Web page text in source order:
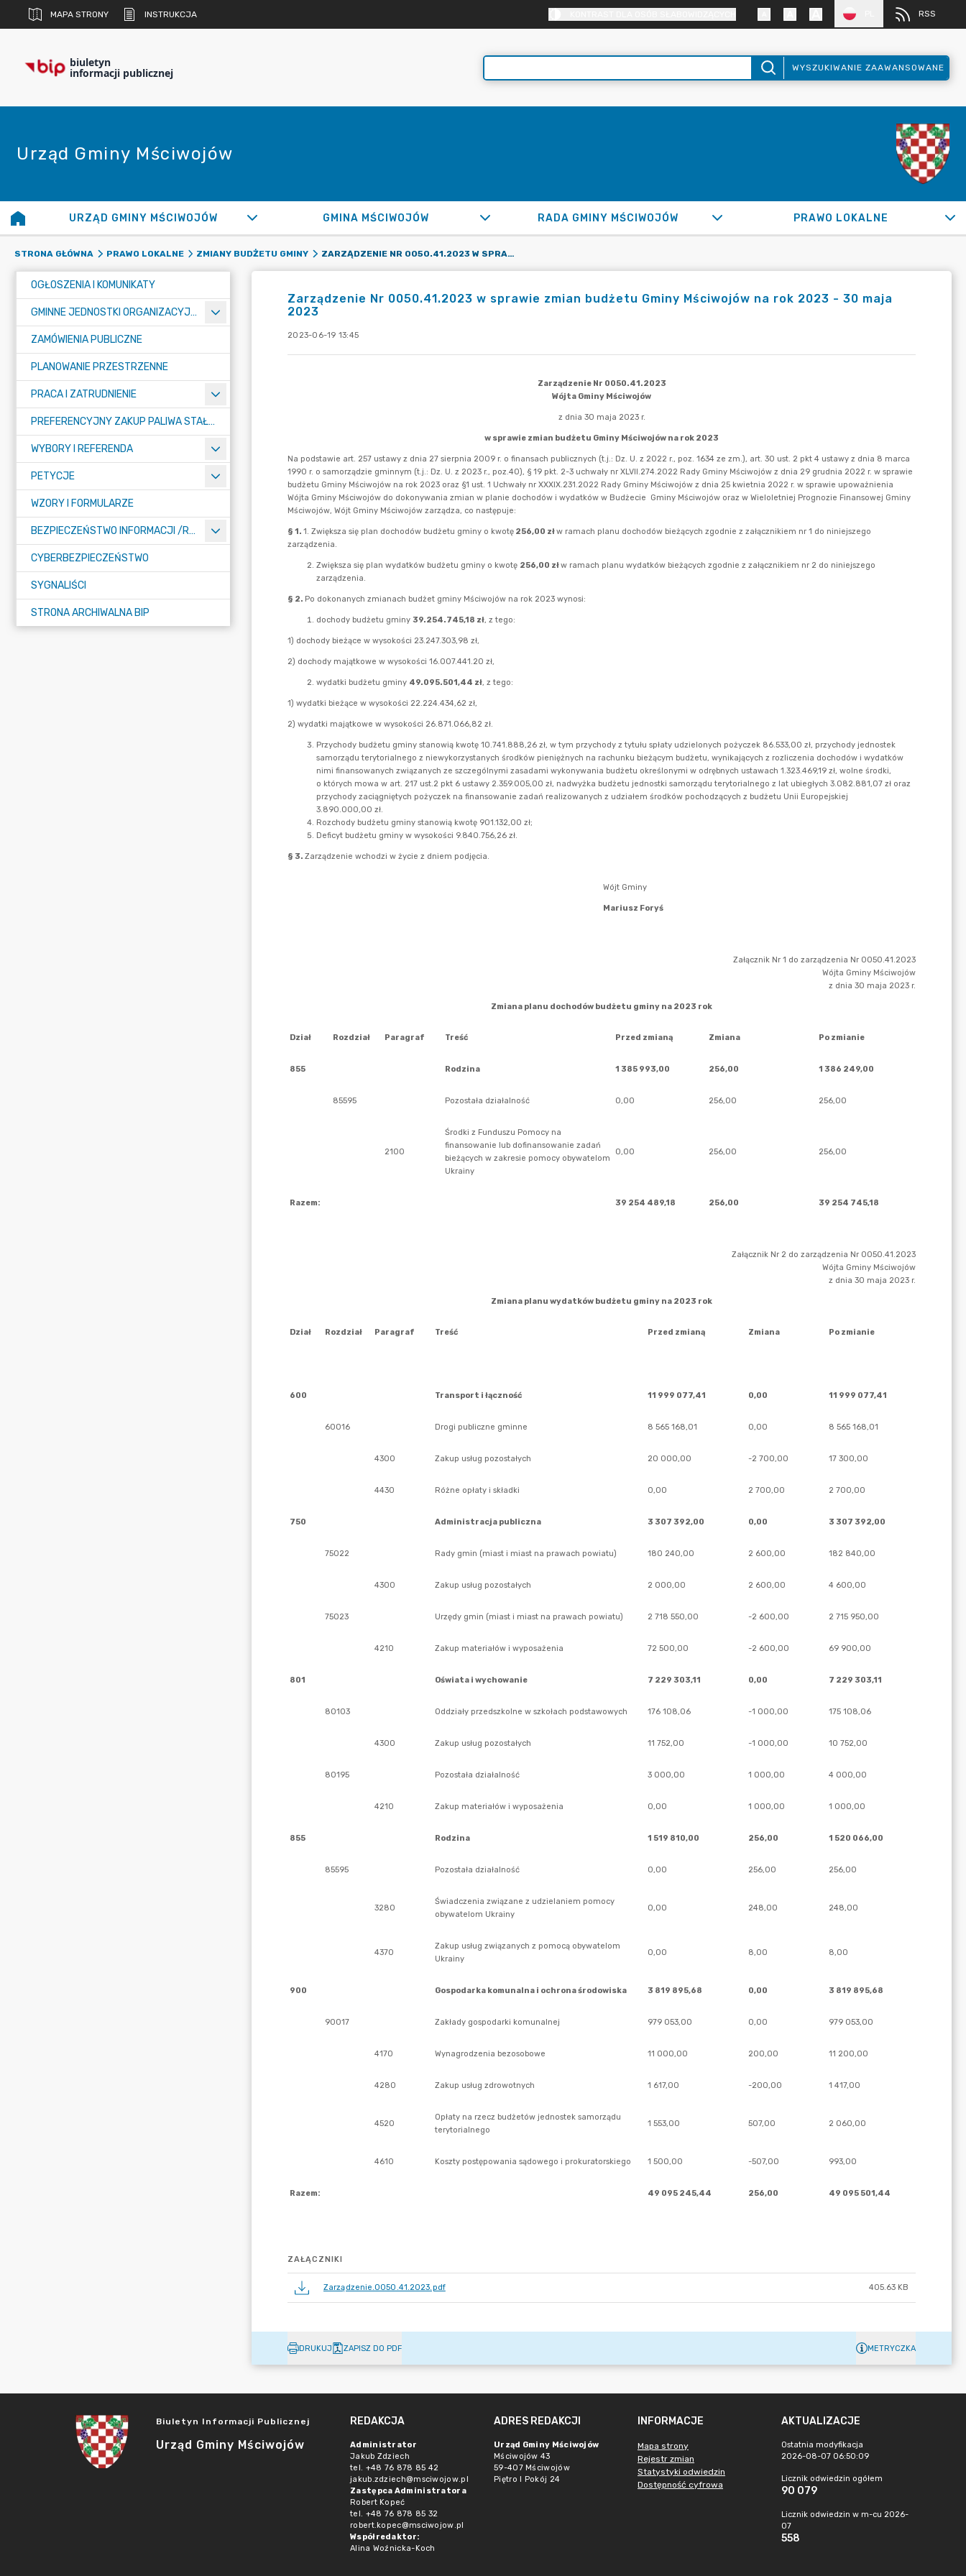
MAPA STRONY INSTRUKCJA RSS
biuletyn
informacji publicznej WYSZUKIWANIE ZAAWANSOWANE
Urząd Gminy Mściwojów
URZĄD GMINY MŚCIWOJÓW GMINA MŚCIWOJÓW RADA GMINY MŚCIWOJÓW PRAWO LOKALNE
STRONA GŁÓWNA PRAWO LOKALNE ZMIANY BUDŻETU GMINY ZARZĄDZENIE NR 0050.41.2023 W SPRAWIE ZMIAN BUDŻETU GMINY MŚCIWOJÓW NA ROK 2023 - 30 MAJA 2023
OGŁOSZENIA I KOMUNIKATY
GMINNE JEDNOSTKI ORGANIZACYJNE
ZAMÓWIENIA PUBLICZNE
PLANOWANIE PRZESTRZENNE
PRACA I ZATRUDNIENIE
PREFERENCYJNY ZAKUP PALIWA STAŁEGO
WYBORY I REFERENDA
PETYCJE
WZORY I FORMULARZE
BEZPIECZEŃSTWO INFORMACJI /RODO/
CYBERBEZPIECZEŃSTWO
SYGNALIŚCI
STRONA ARCHIWALNA BIP
Zarządzenie Nr 0050.41.2023 w sprawie zmian budżetu Gminy Mściwojów na rok 2023 - 30 maja
2023
2023-06-19 13:45
ZAŁĄCZNIKI
Zarządzenie.0050.41.2023.pdf 405.63 KB
DRUKUJ ZAPISZ DO PDF METRYCZKA
Biuletyn Informacji Publicznej
Urząd Gminy Mściwojów
REDAKCJA
Administrator
Jakub Zdziech
tel. +48 76 878 85 42
jakub.zdziech@msciwojow.pl
Zastępca Administratora
Robert Kopeć
tel. +48 76 878 85 32
robert.kopec@msciwojow.pl
Współredaktor:
Alina Woźnicka-Koch
ADRES REDAKCJI
Urząd Gminy Mściwojów
Mściwojów 43
59-407 Mściwojów
Piętro I Pokój 24
INFORMACJE
Mapa strony
Rejestr zmian
Statystyki odwiedzin
Dostępność cyfrowa
AKTUALIZACJE
Ostatnia modyfikacja
2026-08-07 06:50:09
Licznik odwiedzin ogółem
90 079
Licznik odwiedzin w m-cu 2026-
07
558